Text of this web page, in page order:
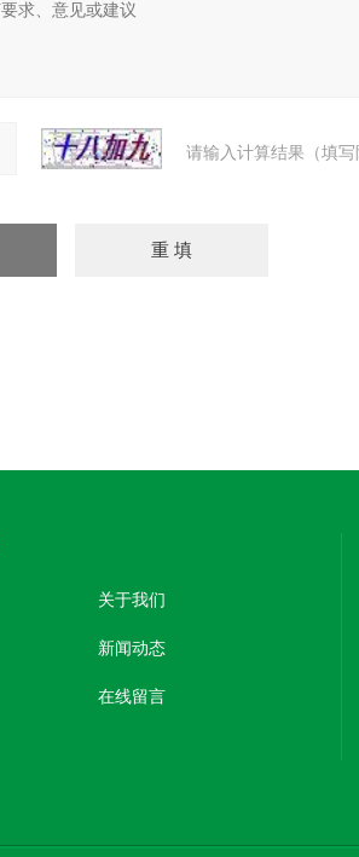
请输入计算结果（填
关于我们
新闻动态
在线留言